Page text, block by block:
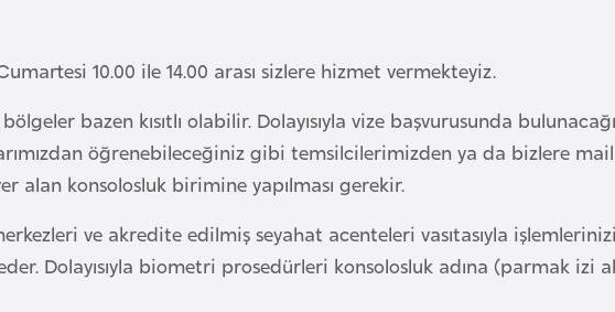
10.00 ile 14.00 arası sizlere hizmet vermekteyiz.
bazen kısıtlı olabilir. Dolayısıyla vize başvurusunda
öğrenebileceğiniz gibi temsilcilerimizden ya da bizlere
alan konsolosluk birimine yapılması gerekir.
ve akredite edilmiş seyahat acenteleri vasıtasıyla
Dolayısıyla biometri prosedürleri konsolosluk adına (parmak